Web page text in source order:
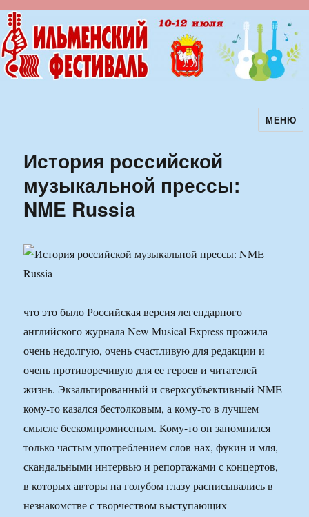
Ильменский фестиваль авторскойМЕНЮ
История российской
музыкальной прессы:
NME Russia
что это было Российская версия легендарного
английского журнала New Musical Express прожила
очень недолгую, очень счастливую для редакции и
очень противоречивую для ее героев и читателей
жизнь. Экзальтированный и сверхсубъективный NME
кому-то казался бестолковым, а кому-то в лучшем
смысле бескомпромиссным. Кому-то он запомнился
только частым употреблением слов нах, фукин и мля,
скандальными интервью и репортажами с концертов,
в которых авторы на голубом глазу расписывались в
незнакомстве с творчеством выступающих